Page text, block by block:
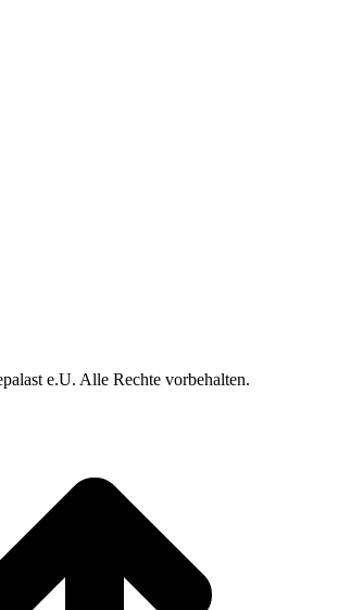
e.U. Alle Rechte vorbehalten.